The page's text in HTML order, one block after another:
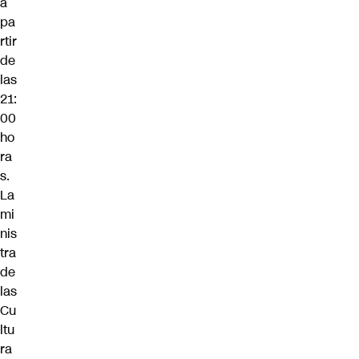
pa
rtir
de
las
21:
00
ho
ra
s.
La
mi
nis
tra
de
las
Cu
ltu
ra